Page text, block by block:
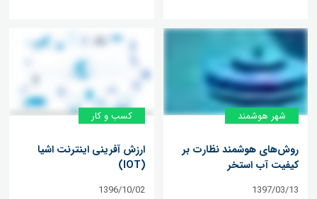
شهر هوشمند
روش‌های هوشمند نظارت بر
کیفیت آب استخر
1397/03/13
کسب و کار
ارزش آفرینی اینترنت اشیا
(IOT)
1396/10/02